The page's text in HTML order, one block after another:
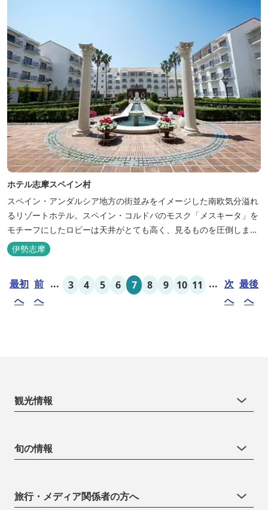
ホテル志摩スペイン村
スペイン・アンダルシア地方の街並みをイメージした南欧気分溢れ
るリゾートホテル。スペイン・コルドバのモスク「メスキータ」を
モチーフにしたロビーは天井がとても高く、見るものを圧倒しま
す。客室棟にある中庭もコルドバ、セビリア、グラナダの街を再現
しており、ホテル内を散策するだけでも異国感を満喫できます。 ス
クタールーム、最大6名様まで...
伊勢志摩
最初
へ
前
へ
... 3 4 5 6 7 8 9 10 11 ... 次
へ
最後
へ
観光情報
旬の情報
旅行・メディア関係者の方へ